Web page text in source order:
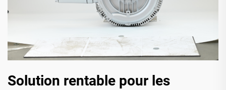
Solution rentable pour les